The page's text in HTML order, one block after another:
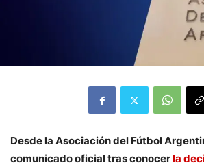
Desde la Asociación del Fútbol
comunicado oficial tras conocerla